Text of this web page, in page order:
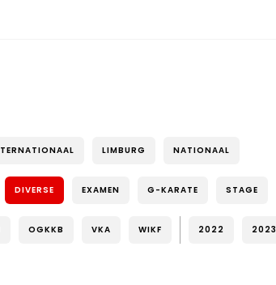
LIMBURG NATIONAAL
DIVERSE EXAMEN G-KARATE STAGE
OGKKB VKA WIKF 2022 2023